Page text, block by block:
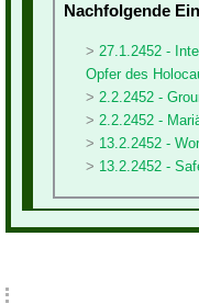
Nachfolgende
27.1.2452 -
Opfer des
2.2.2452 -
2.2.2452 -
13.2.2452 -
13.2.2452 -